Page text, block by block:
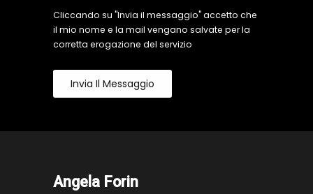
Cliccando su "Invia il messaggio" accetto che
il mio nome e la mail vengano salvate per la
corretta erogazione del servizio
Invia Il Messaggio
Angela Forin